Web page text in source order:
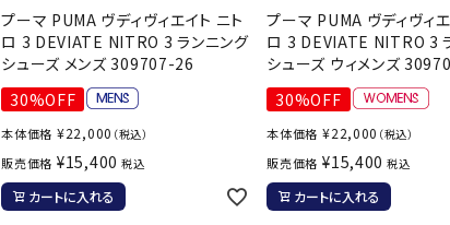
バトミントン
バドミントンラケット
ストリングス・ガット
バドミントンウェア
シャトル
卓球
卓球ラケット
ラバー
卓球ウェア
ボール（卓球）
バレーボールシューズ
テニスシューズ
バドミントンシューズ
フィットネスシューズ
陸上スパイク・シューズ
ハンドボールシューズ
ウォーキング・トレッキングシュ
HEAD
LI-
プーマ PUMA ヴディヴィエイト ニト
ロ 3 DEVIATE NITRO 3 ランニング
シューズ メンズ 309707-26
30%OFF
本体価格 ¥22,000 （税込）
販売価格 ¥15,400 税込
カートに入れる
プーマ PUMA ヴディヴィ
ロ 3 DEVIATE NITRO 3
シューズ ウィメンズ
30%OFF
本体価格 ¥22,000 （税込）
販売価格 ¥15,400 税込
カートに入れる